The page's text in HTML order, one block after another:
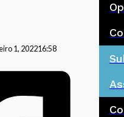
1, 202216:58